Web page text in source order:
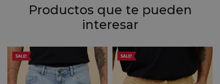
Productos que te pueden
interesar